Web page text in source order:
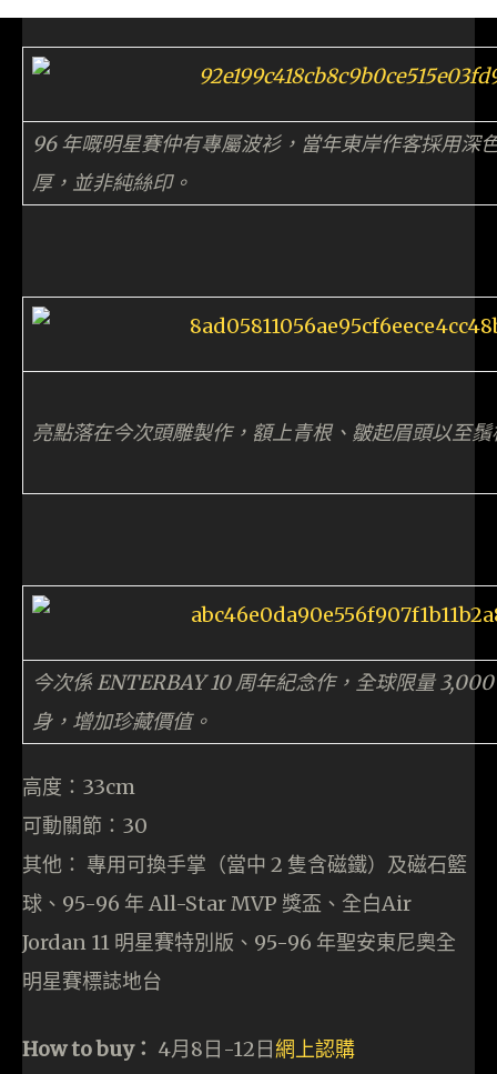
96 年嘅明星賽仲有專屬波衫，當年東岸作客採用深
厚，並非純絲印。
亮點落在今次頭雕製作，額上青根、皺起眉頭以至
今次係 ENTERBAY 10 周年紀念作，全球限量
身，增加珍藏價值。
高度：33cm
可動關節：30
其他： 專用可換手掌（當中 2 隻含磁鐵）及磁石籃
球、95-96 年 All-Star MVP 獎盃、全白Air
Jordan 11 明星賽特別版、95-96 年聖安東尼奧全
明星賽標誌地台
How to buy： 4月8日-12日網上認購